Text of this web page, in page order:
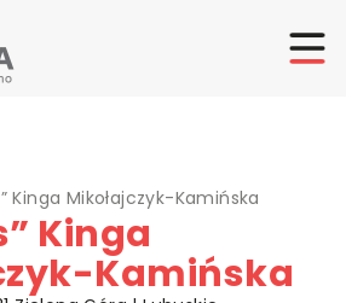
Kinga Mikołajczyk-Kamińska
Kinga
Kamińska